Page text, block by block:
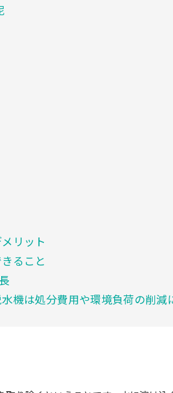
リット
ること
機は処分費用や環境負荷の削減